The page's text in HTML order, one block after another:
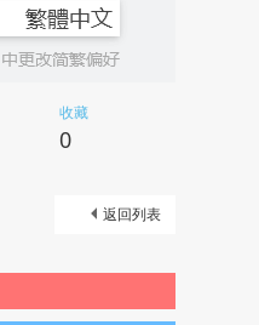
收藏
0
返回列表